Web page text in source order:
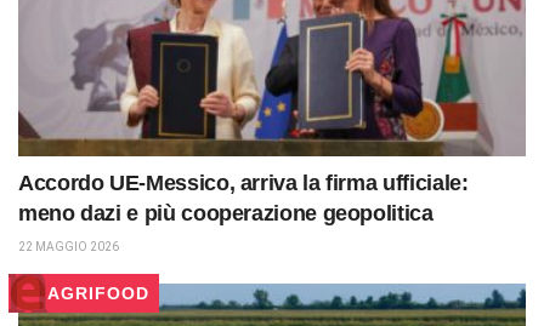
Accordo UE-Messico, arriva la firma ufficiale:
meno dazi e più cooperazione geopolitica
22 MAGGIO 2026
AGRIFOOD